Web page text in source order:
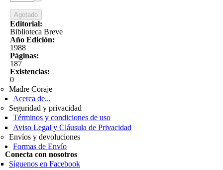
Editorial:
Biblioteca Breve
Año Edición:
1988
Páginas:
187
Existencias:
0
Madre Coraje
Acerca de...
Seguridad y privacidad
Términos y condiciones de uso
Aviso Legal y Cláusula de Privacidad
Envíos y devoluciones
Formas de Envío
Conecta con nosotros
Síguenos en Facebook